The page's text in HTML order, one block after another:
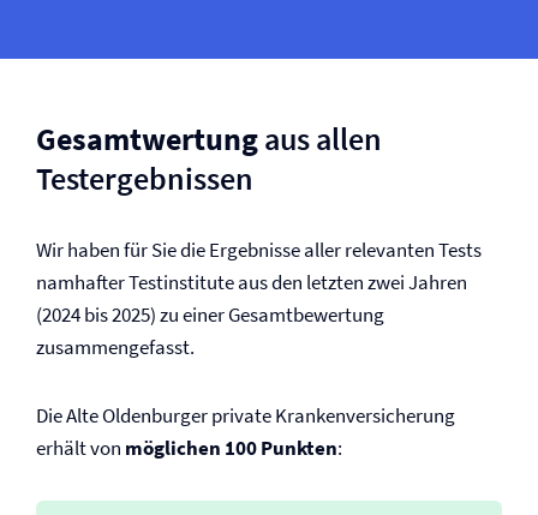
Gesamtwertungaus allen
Testergebnissen
Wir haben für Sie die Ergebnisse aller relevanten Tests
namhafter Testinstitute aus den letzten zwei Jahren
(2024 bis 2025) zu einer Gesamtbewertung
zusammengefasst.
Die Alte Oldenburger private Kranken­versicherung
erhält von möglichen 100 Punkten: